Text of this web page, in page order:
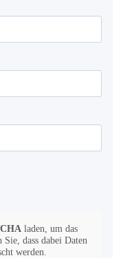
laden, um das
dass dabei Daten
werden.